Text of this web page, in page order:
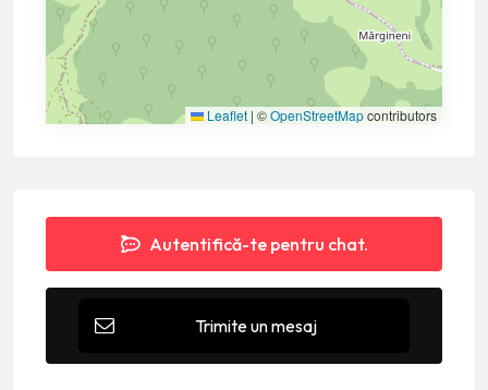
Leaflet | ©OpenStreetMapcontributors
Autentifică-te pentru chat.
Trimite un mesaj